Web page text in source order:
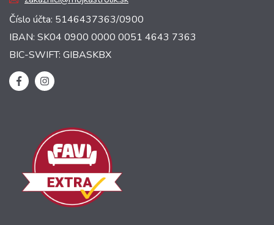
Číslo účta: 5146437363/0900
IBAN: SK04 0900 0000 0051 4643 7363
BIC-SWIFT: GIBASKBX